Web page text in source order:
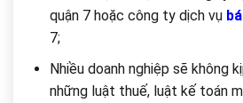
quận 7 hoặc công ty dịch vụ
7;
Nhiều doanh nghiệp sẽ không
những luật thuế, luật kế toán